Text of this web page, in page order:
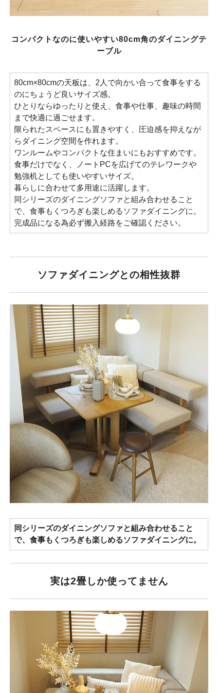
コンパクトなのに使いやすい80cm角のダイニングテ
ーブル
80cm×80cmの天板は、2人で向かい合って食事をする
のにちょうど良いサイズ感。
ひとりならゆったりと使え、食事や仕事、趣味の時間
まで快適に過ごせます。
限られたスペースにも置きやすく、圧迫感を抑えなが
らダイニング空間を作れます。
ワンルームやコンパクトな住まいにもおすすめです。
食事だけでなく、ノートPCを広げてのテレワークや
勉強机としても使いやすいサイズ。
暮らしに合わせて多用途に活躍します。
同シリーズのダイニングソファと組み合わせること
で、食事もくつろぎも楽しめるソファダイニングに。
完成品になる為必ず搬入経路をご確認ください。
ソファダイニングとの相性抜群
同シリーズのダイニングソファと組み合わせること
で、食事もくつろぎも楽しめるソファダイニングに。
実は2畳しか使ってません